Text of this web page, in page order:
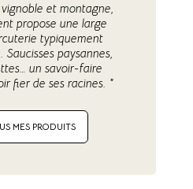
et montagne,
propose une large
typiquement
Saucisses paysannes,
un savoir-faire
fier de ses racines. "
MES PRODUITS